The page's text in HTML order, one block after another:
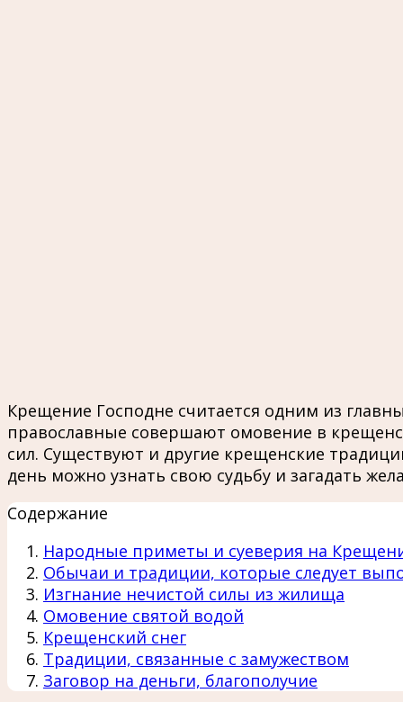
Крещение Господне считается одним из
православные совершают омовение в
сил. Существуют и другие крещенские
день можно узнать свою судьбу и загадать
Содержание
Народные приметы и суеверия на
Обычаи и традиции, которые следует
Изгнание нечистой силы из жилища
Омовение святой водой
Крещенский снег
Традиции, связанные с замужеством
Заговор на деньги, благополучие